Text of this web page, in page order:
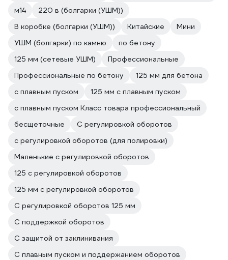
м14
220 в (болгарки (УШМ))
В коробке (болгарки (УШМ))
Китайские
Мини
УШМ (болгарки) по камню
по бетону
125 мм (сетевые УШМ)
Профессиональные
Профессиональные по бетону
125 мм для бетона
с плавным пуском
125 мм с плавным пуском
с плавным пуском Класс товара профессиональный
бесщеточные
С регулировкой оборотов
с регулировкой оборотов (для полировки)
Маленькие с регулировкой оборотов
125 с регулировкой оборотов
125 мм с регулировкой оборотов
С регулировкой оборотов 125 мм
С поддержкой оборотов
С защитой от заклинивания
С плавным пуском и поддержанием оборотов